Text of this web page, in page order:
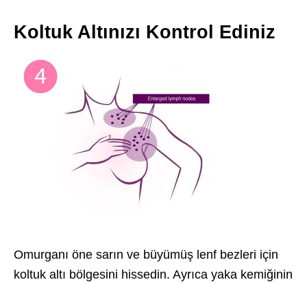
Koltuk Altınızı Kontrol Ediniz
Omurganı öne sarın ve büyümüş lenf bezleri için
koltuk altı bölgesini hissedin. Ayrıca yaka kemiğinin